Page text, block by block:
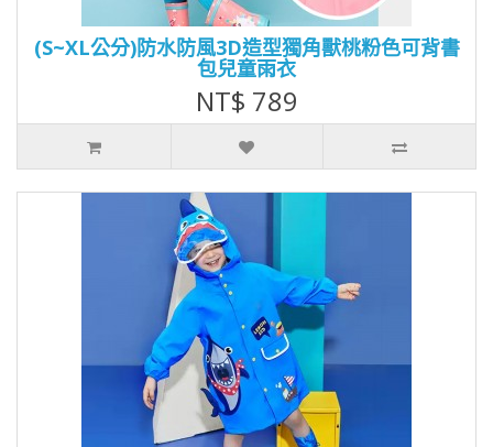
(S~XL公分)防水防風3D造型獨角獸桃粉色可背書
包兒童雨衣
NT$ 789